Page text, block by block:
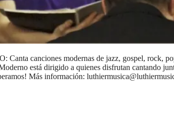
canciones modernas de jazz, gospel, rock,
está dirigido a quienes disfrutan cantando
Más información: